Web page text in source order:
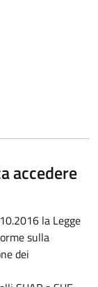
accedere
la Legge
sulla
dei